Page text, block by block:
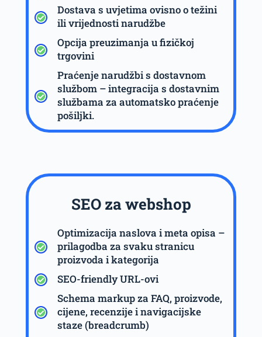
Dostava s uvjetima ovisno o težini
ili vrijednosti narudžbe
Opcija preuzimanja u fizičkoj
trgovini
Praćenje narudžbi s dostavnom
službom – integracija s dostavnim
službama za automatsko praćenje
pošiljki.
SEO za webshop
Optimizacija naslova i meta opisa –
prilagodba za svaku stranicu
proizvoda i kategorija
SEO-friendly URL-ovi
Schema markup za FAQ, proizvode,
cijene, recenzije i navigacijske
staze (breadcrumb)